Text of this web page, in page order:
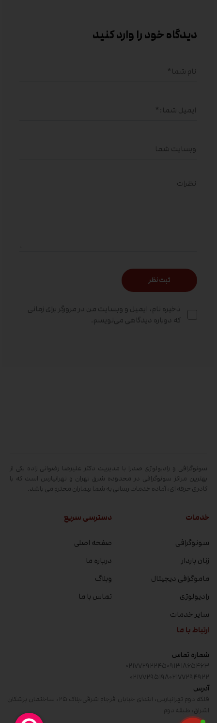
دیدگاه خود را وارد کنید
ذخیره نام، ایمیل و وبسایت من در مرورگر برای زمانی
که دوباره دیدگاهی می‌نویسم.
سونوگرافی و رادیولوژی صدرا با مدیریت دکتر علیرضا رضوانی زاده یکی از
بهترین مراکز سونوگرافی در محدوده شرق تهران و تهرانپارس است که با
کادری حرفه ای، آماده خدمات رسانی به شما بیماران محترم می باشد.
خدمات
سونوگرافی
زنان باردار
ماموگرافی دیجیتال
رادیولوژی
سایر خدمات
دسترسی سریع
صفحه اصلی
درباره ما
وبلاگ
تماس با ما
ارتباط با ما
شماره تماس
۰۹۱۳۱۸۶۵۴۶۳۰۲۱۷۷۲۹۲۲۴۵
۰۲۱۷۷۲۹۴۹۲۲۰۲۱۷۷۲۹۵۱۹۸
آدرس
فلکه دوم تهرانپارس، ابتدای خیابان فرجام شرقی،پلاک ۲۵، ساختمان پزشکان
اشراق، طبقه دوم